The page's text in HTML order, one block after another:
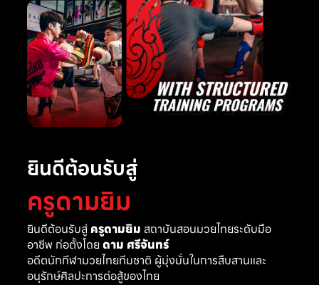
ยินดีต้อนรับสู่
ครูดามยิม
ยินดีต้อนรับสู่ ครูดามยิม สถาบันสอนมวยไทยระดับมือ
อาชีพ ก่อตั้งโดย ดาม ศรีจันทร์
อดีตนักกีฬามวยไทยทีมชาติ ผู้มุ่งมั่นในการสืบสานและ
อนุรักษ์ศิลปะการต่อสู้ของไทย